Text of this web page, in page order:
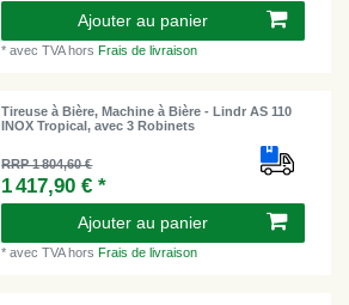
Ajouter au panier
*avec TVAhorsFrais de livraison
Tireuse à Bière, Machine à Bière - Lindr AS 110
INOX Tropical, avec 3 Robinets
RRP 1 804,60 €
1 417,90 € *
Ajouter au panier
*avec TVAhors Frais de livraison